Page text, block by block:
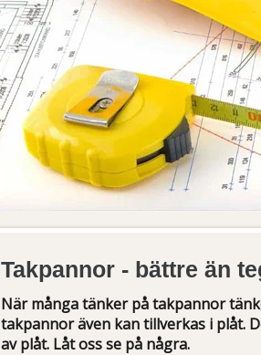
Takpannor - bättre än
När många tänker på takpannor
takpannor även kan tillverkas i plåt.
av plåt. Låt oss se på några.